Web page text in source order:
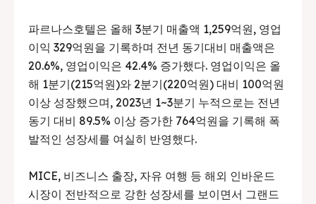
파르나스호텔은 올해 3분기 매출액 1,259억원, 영업
이익 329억원을 기록하며 전년 동기대비 매출액은
20.6%, 영업이익은 42.4% 증가했다. 영업이익은 올
해 1분기(215억원)와 2분기(220억원) 대비 100억원
이상 성장했으며, 2023년 1~3분기 누적으로는 전년
동기 대비 89.5% 이상 증가한 764억원을 기록해 폭
발적인 성장세를 여실히 반영했다.
MICE, 비즈니스 출장, 자유 여행 등 해외 인바운드
시장이 전반적으로 강한 성장세를 보이면서 그랜드